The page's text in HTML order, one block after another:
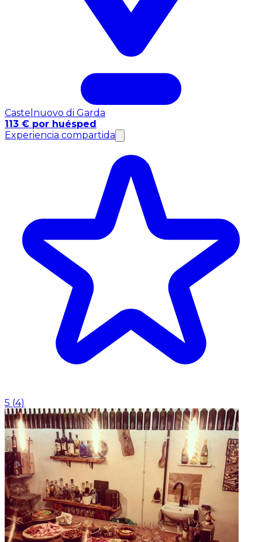
Castelnuovo di Garda
113 € por huésped
Experiencia compartida
5 (4)